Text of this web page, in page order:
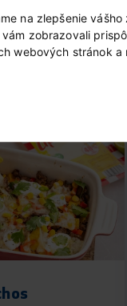
na zlepšenie vášho
zobrazovali
webových stránok a
recepty